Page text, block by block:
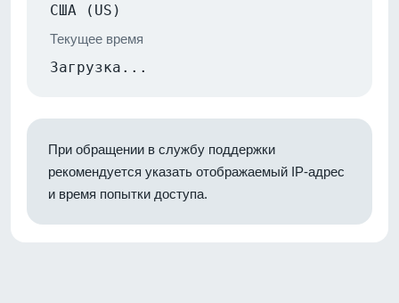
США (US)
Текущее время
Загрузка...
При обращении в службу поддержки
рекомендуется указать отображаемый IP-адрес
и время попытки доступа.